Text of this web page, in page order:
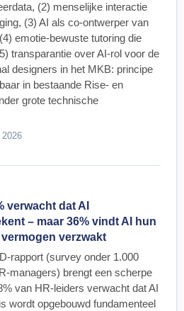
(2) menselijke interactie
(3) AI als co-ontwerper van
emotie-bewuste tutoring die
transparantie over AI-rol voor de
designers in het MKB: principe
in bestaande Rise- en
grote technische
verwacht dat AI
– maar 36% vindt AI hun
verzwakt
rapport (survey onder 1.000
managers) brengt een scherpe
van HR-leiders verwacht dat AI
wordt opgebouwd fundamenteel